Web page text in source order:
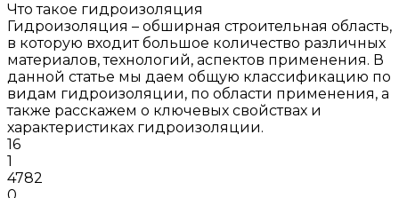
Что такое гидроизоляция
Гидроизоляция – обширная строительная область,
в которую входит большое количество различных
материалов, технологий, аспектов применения. В
данной статье мы даем общую классификацию по
видам гидроизоляции, по области применения, а
также расскажем о ключевых свойствах и
характеристиках гидроизоляции.
16
1
4782